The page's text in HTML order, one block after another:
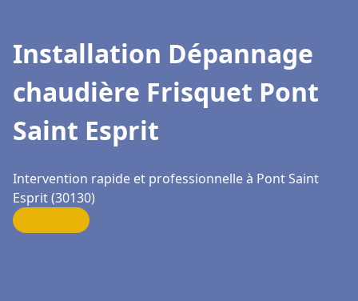
Installation Dépannage
chaudière Frisquet Pont
Saint Esprit
Intervention rapide et professionnelle à Pont Saint
Esprit (30130)